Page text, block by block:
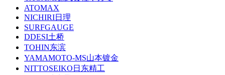
ATOMAX
NICHIRI日理
SURFGAUGE
DDESI土桥
TOHIN东滨
YAMAMOTO-MS山本镀金
NITTOSEIKO日东精工